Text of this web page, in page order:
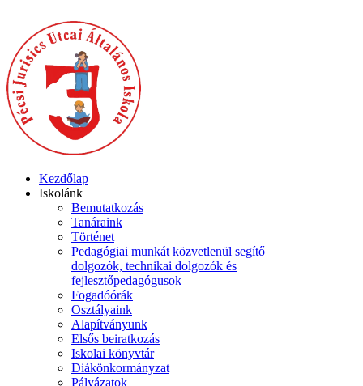
Kezdőlap
Iskolánk
Bemutatkozás
Tanáraink
Történet
Pedagógiai munkát közvetlenül segítő
dolgozók, technikai dolgozók és
fejlesztőpedagógusok
Fogadóórák
Osztályaink
Alapítványunk
Elsős beiratkozás
Iskolai könyvtár
Diákönkormányzat
Pályázatok